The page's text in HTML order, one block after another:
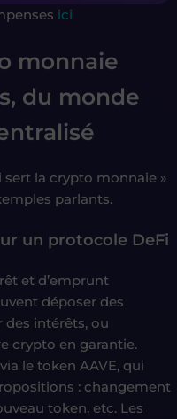
ici
monnaie
du monde
la crypto monnaie »
parlants.
un protocole DeFi
et d’emprunt
déposer des
intérêts, ou
crypto en garantie.
le token AAVE, qui
: changement
token, etc. Les